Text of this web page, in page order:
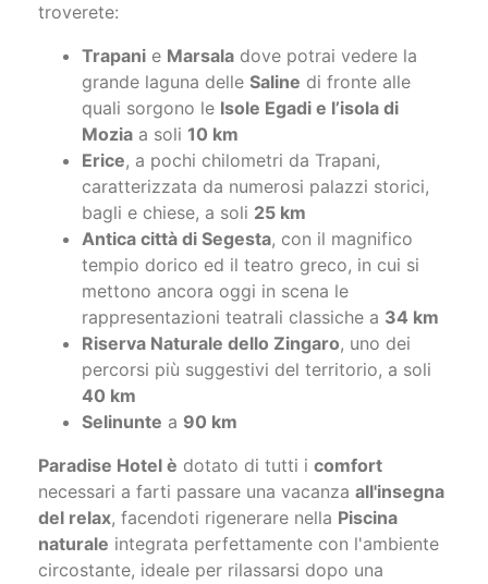
troverete:
Trapani e Marsala dove potrai vedere la
grande laguna delle Saline di fronte alle
quali sorgono le Isole Egadi e l’isola di
Mozia a soli 10 km
Erice, a pochi chilometri da Trapani,
caratterizzata da numerosi palazzi storici,
bagli e chiese, a soli 25 km
Antica città di Segesta, con il magnifico
tempio dorico ed il teatro greco, in cui si
mettono ancora oggi in scena le
rappresentazioni teatrali classiche a 34 km
Riserva Naturale dello Zingaro, uno dei
percorsi più suggestivi del territorio, a soli
40 km
Selinunte a 90 km
Paradise Hotel è dotato di tutti i comfort
necessari a farti passare una vacanza all'insegna
del relax, facendoti rigenerare nella Piscina
naturale integrata perfettamente con l'ambiente
circostante, ideale per rilassarsi dopo una